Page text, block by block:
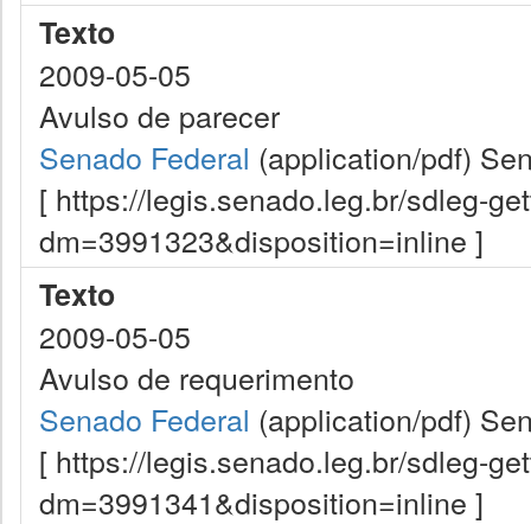
Texto
2009-05-05
Avulso de parecer
Senado Federal (application/pdf)
[ https://legis.senado.leg.br/sdleg-
dm=3991323&disposition=inline ]
Texto
2009-05-05
Avulso de requerimento
Senado Federal (application/pdf)
[ https://legis.senado.leg.br/sdleg-
dm=3991341&disposition=inline ]